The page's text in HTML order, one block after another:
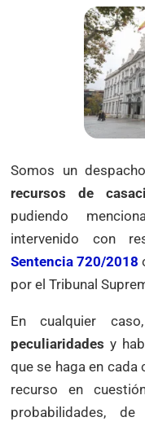
Somos un
recursos de
pudiendo
intervenido con
Sentencia 720/2018
por el Tribunal
En cualquier
peculiaridades y
que se haga en
recurso en
probabilidades,